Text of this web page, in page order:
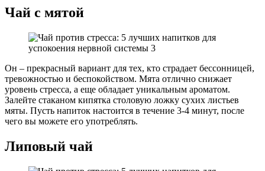
Чай с мятой
Он – прекрасный вариант для тех, кто страдает бессонницей,
тревожностью и беспокойством. Мята отлично снижает
уровень стресса, а еще обладает уникальным ароматом.
Залейте стаканом кипятка столовую ложку сухих листьев
мяты. Пусть напиток настоится в течение 3-4 минут, после
чего вы можете его употреблять.
Липовый чай